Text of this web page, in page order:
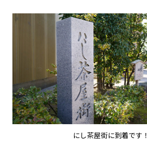
にし茶屋街に到着です！